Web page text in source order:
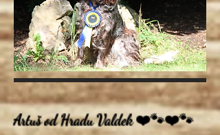
Artuš od Hradu Valdek ❤️🐾❤️🐾